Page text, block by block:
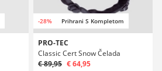
-28% Prihrani S Kompletom
PRO-TEC
Classic Cert Snow Čelada
€ 89,95 € 64,95